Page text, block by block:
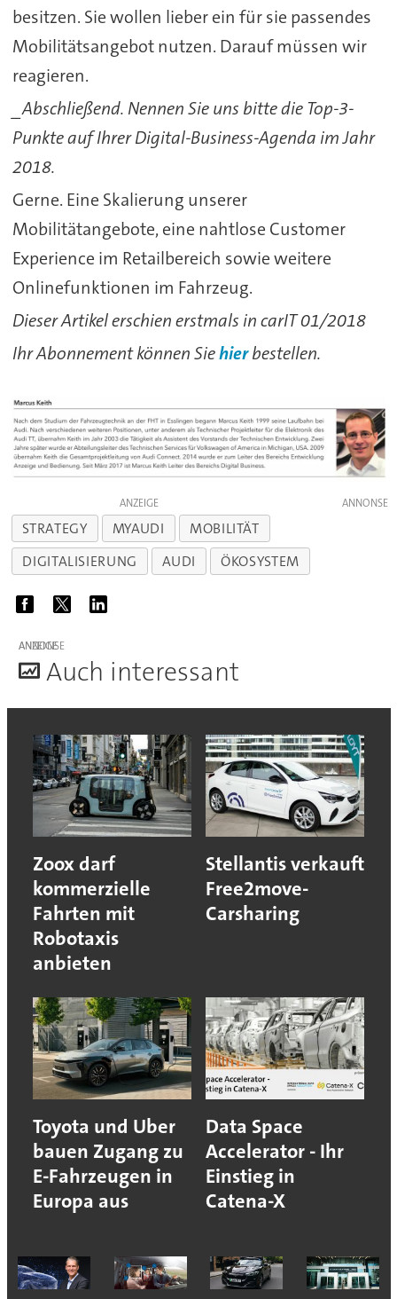
besitzen. Sie wollen lieber ein für sie passendes
Mobilitätsangebot nutzen. Darauf müssen wir
reagieren.
_Abschließend. Nennen Sie uns bitte die Top-3-
Punkte auf Ihrer Digital-Business-Agenda im Jahr
2018.
Gerne. Eine Skalierung unserer
Mobilitätangebote, eine nahtlose Customer
Experience im Retailbereich sowie weitere
Onlinefunktionen im Fahrzeug.
Dieser Artikel erschien erstmals in carIT 01/2018
Ihr Abonnement können Siehierbestellen.
ANZEIGE
STRATEGY MYAUDI
MOBILITÄT
DIGITALISIERUNG
AUDI ÖKOSYSTEM
ANZEIGE
Auch interessant
Zoox darf
kommerzielle
Fahrten mit
Robotaxis
anbieten
Stellantis verkauft
Free2move-
Carsharing
Toyota und Uber
bauen Zugang zu
E-Fahrzeugen in
Europa aus
Data Space
Accelerator - Ihr
Einstieg in
Catena-X